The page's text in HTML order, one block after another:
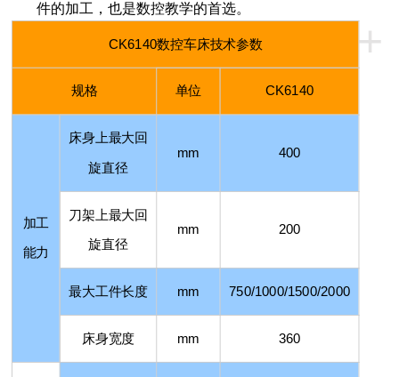
件的加工，也是数控教学的首选。
+
CK6140数控车床技术参数
规格 单位 CK6140
加工
能力
床身上最大回
旋直径
mm 400
刀架上最大回
旋直径
mm 200
最大工件长度 mm 750/1000/1500/2000
床身宽度 mm 360